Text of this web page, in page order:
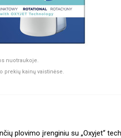
nuotraukoje.
prekių kainų vaistinėse.
plovimo įrenginiu su „Oxyjet“